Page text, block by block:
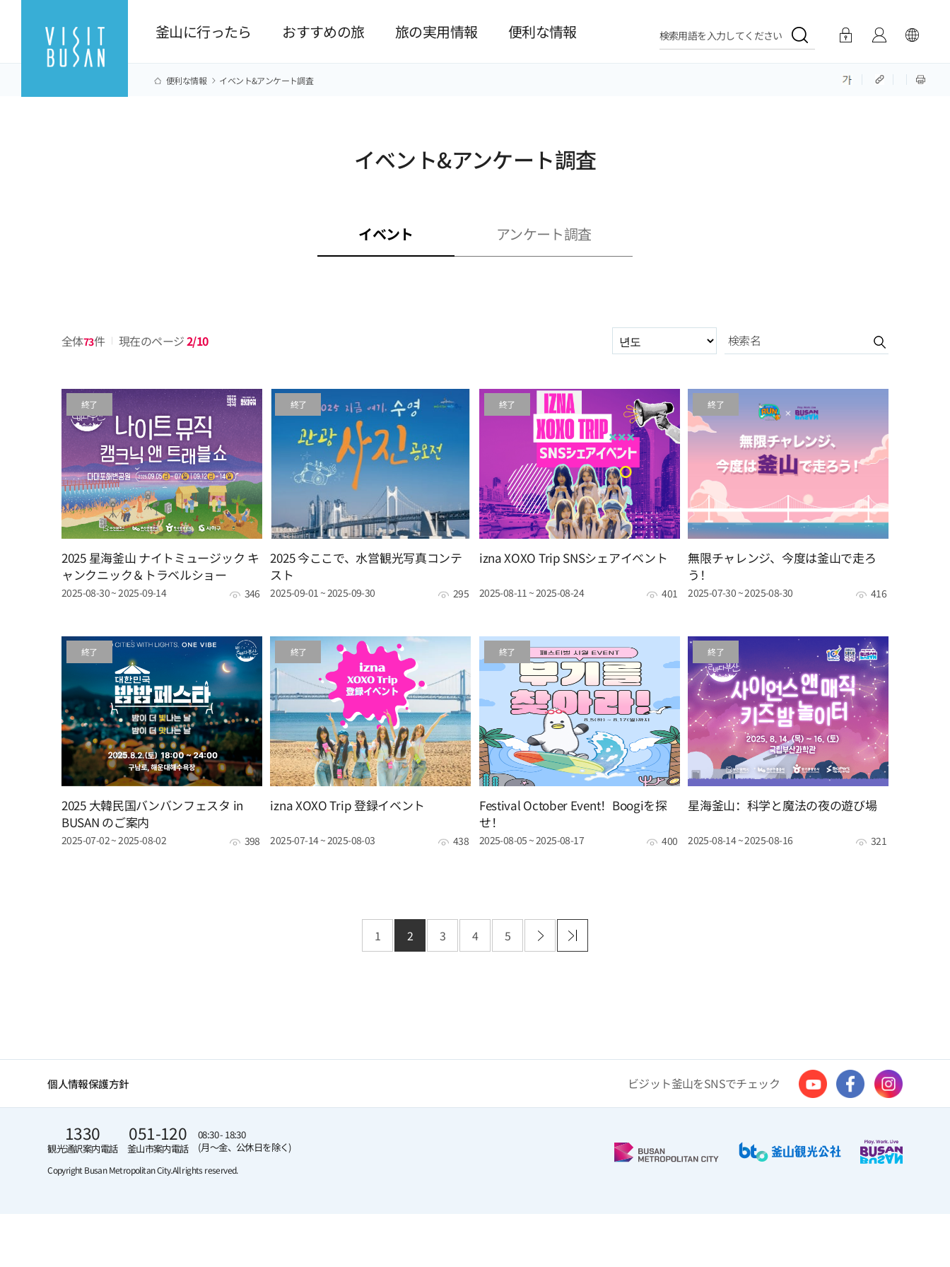
釜山に行ったら おすすめの旅 旅の実用情報 便利な情報 検索用語を入力してください
便利な情報 イベント&アンケート調査
イベント&アンケート調査
イベント アンケート調査
全体73件 現在のページ2/10 년도
終了
2025 星海釜山 ナイトミュージック キ
ャンクニック＆トラベルショー
2025-08-30 ~ 2025-09-14 346
終了
2025 今ここで、水営観光写真コンテ
スト
2025-09-01 ~ 2025-09-30 295
終了
izna XOXO Trip SNSシェアイベント
2025-08-11 ~ 2025-08-24 401
終了
無限チャレンジ、今度は釜山で走ろ
う！
2025-07-30 ~ 2025-08-30 416
終了
2025 大韓民国バンバンフェスタ in
BUSAN のご案内
2025-07-02 ~ 2025-08-02 398
終了
izna XOXO Trip 登録イベント
2025-07-14 ~ 2025-08-03 438
終了
Festival October Event！Boogiを探
せ！
2025-08-05 ~ 2025-08-17 400
終了
星海釜山：科学と魔法の夜の遊び場
2025-08-14 ~ 2025-08-16 321
1 2 3 4 5
個人情報保護方針 ビジット釜山をSNSでチェック
1330
観光通訳案内電話
051-120
釜山市案内電話
08:30 - 18:30
(月～金、公休日を除く)
Copyright Busan Metropolitan City.All rights reserved.